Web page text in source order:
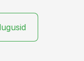
peale, siis
sageli väga
2-4 nädalaga.